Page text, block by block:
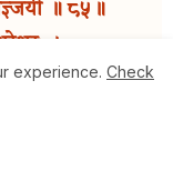
॥ ८५॥
।
॥ ८६॥
।
experience. Check